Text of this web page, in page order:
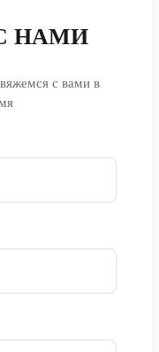
НАМИ
с вами в